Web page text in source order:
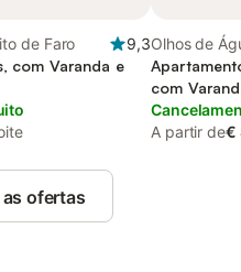
de Faro
9,3
com Varanda e
Olhos de
com
A partir de€
ofertas